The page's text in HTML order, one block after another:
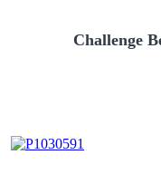
Challenge